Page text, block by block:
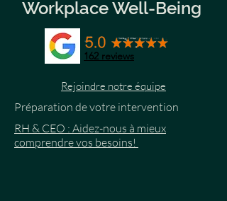
Workplace Well-Being
162 reviews
Rejoindre notre équipe
Préparation de votre intervention
RH & CEO : Aidez-nous à mieux
comprendre vos besoins!